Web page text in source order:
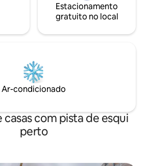
Estacionamento
gratuito no local
Ar-condicionado
casas com pista de esqui
perto